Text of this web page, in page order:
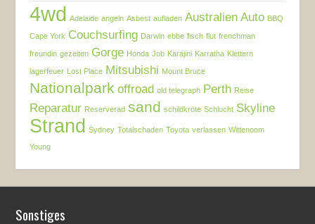
4wd Adelaide angeln Asbest aufladen Australien Auto BBQ
Cape York Couchsurfing Darwin ebbe fisch flut frenchman
freundin gezeiten Gorge Honda Job Karajini Karratha Klettern
lagerfeuer Lost Place Mitsubishi Mount Bruce
Nationalpark offroad old telegraph Perth Reise
Reparatur Reserverad sand schildkröte Schlucht Skyline
Strand Sydney Totalschaden Toyota verlassen Wittenoom
Young
Sonstiges